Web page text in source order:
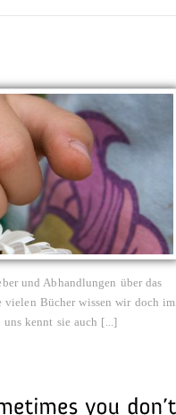
und Abhandlungen über das
Bücher wissen wir doch im
kennt sie auch [...]